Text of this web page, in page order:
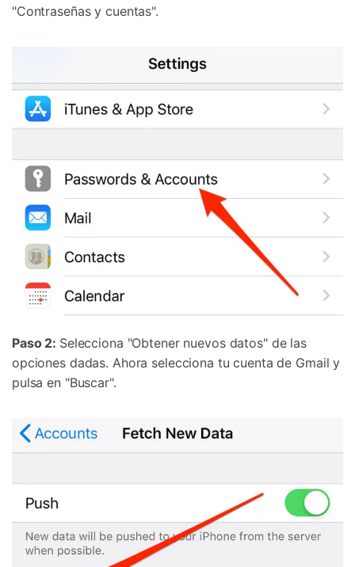
"Contraseñas y cuentas".
Paso 2: Selecciona "Obtener nuevos datos" de las
opciones dadas. Ahora selecciona tu cuenta de Gmail y
pulsa en "Buscar".